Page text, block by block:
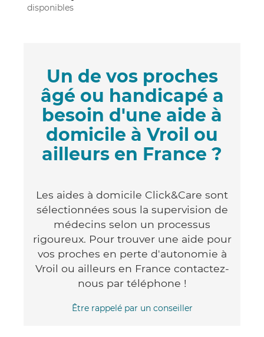
disponibles
Un de vos proches
âgé ou handicapé a
besoin d'une aide à
domicile à Vroil ou
ailleurs en France ?
Les aides à domicile Click&Care sont
sélectionnées sous la supervision de
médecins selon un processus
rigoureux. Pour trouver une aide pour
vos proches en perte d'autonomie à
Vroil ou ailleurs en France contactez-
nous par téléphone !
Être rappelé par un conseiller